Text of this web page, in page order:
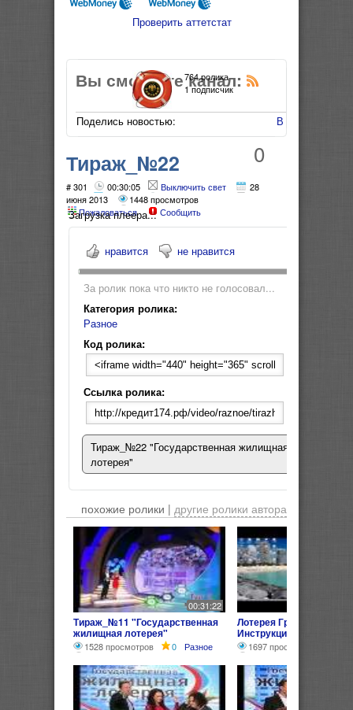
Проверить аттетстат
Вы смотрите канал:
Поделись новостью: В Мой Мир
764 ролика
1 подписчик
0
Тираж_№22
"Государственная
жилищная лотерея"
# 301 00:30:05 Выключить свет
28
июня 2013
1448 просмотров
Пожаловаться
Сообщить
Загрузка плеера...
нравится не нравится
За ролик пока что никто не голосовал...
Категория ролика:
Разное
Код ролика:
Ссылка ролика:
Тираж_№22 "Государственная жилищная
лотерея"
похожие ролики | другие ролики автора
00:31:22
Тираж_№11 "Государственная
жилищная лотерея"
1528 просмотров 0 Разное
Лотерея Грин Кард --
Инструкция победителя
1697 просмотров